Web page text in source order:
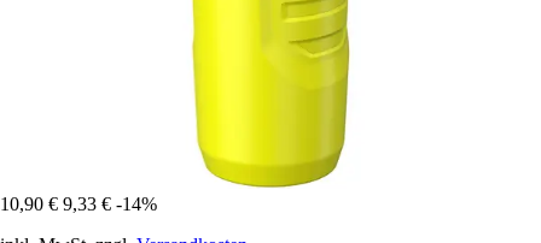
10,90 € 9,33 € -14%